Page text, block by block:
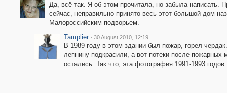
Да, всё так. Я об этом прочитала, но забыла написать.
сейчас, неправильно принято весь этот большой дом
Малороссийским подворьем.
Tamplier · 30 August 2010, 12:19
В 1989 году в этом здании был пожар, горел
лепнину подкрасили, а вот потеки после пожарных
остались. Так что, эта фотография 1991-1993 годов.